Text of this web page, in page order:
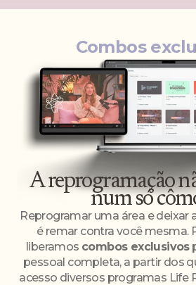
Combos
A reprogramação
num só
Reprogramar uma área e deixar
é remar contra você mesma.
liberamos combos exclusivos
pessoal completa, a partir dos
acesso diversos programas Life